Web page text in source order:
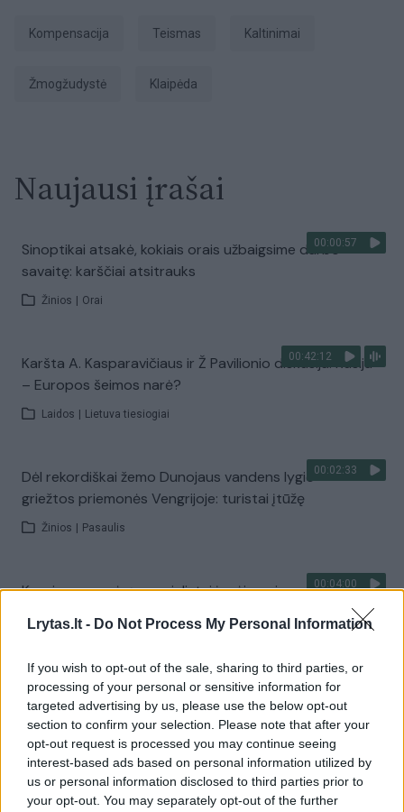
Lrytas.lt - Do Not Process My Personal Information
If you wish to opt-out of the sale, sharing to third parties, or
processing of your personal or sensitive information for
targeted advertising by us, please use the below opt-out
section to confirm your selection. Please note that after your
opt-out request is processed you may continue seeing
interest-based ads based on personal information utilized by
us or personal information disclosed to third parties prior to
your opt-out. You may separately opt-out of the further
kompensacija Teismas kaltinimai
Žmogžudystė Klaipėda
Naujausi įrašai
00:00:57
Sinoptikai atsakė, kokiais orais užbaigsime darbo
savaitę: karščiai atsitrauks
Žinios Orai
00:42:12
Karšta A. Kasparavičiaus ir Ž Pavilionio diskusija: Rusija
– Europos šeimos narė?
Laidos Lietuva tiesiogiai
00:02:33
Dėl rekordiškai žemo Dunojaus vandens lygio –
griežtos priemonės Vengrijoje: turistai įtūžę
Žinios Pasaulis
00:04:00
Kuprines pasvėrę specialistai įspėja apie pavojingą
Visi įrašai
Žiūrimiausi įrašai